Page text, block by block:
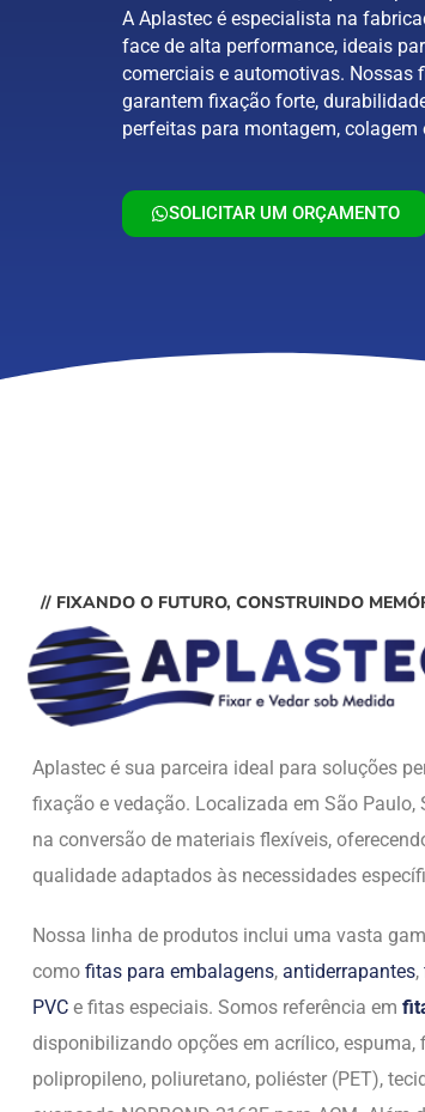
A Aplastec é especialista na
face de alta performance, ideais
comerciais e automotivas. Nossas
garantem fixação forte,
perfeitas para montagem,
SOLICITAR UM ORÇAMENTO
// FIXANDO O FUTURO, CONSTRUINDO
Aplastec é sua parceira ideal para soluções
fixação e vedação. Localizada em São Paulo,
na conversão de materiais flexíveis,
qualidade adaptados às necessidades
Nossa linha de produtos inclui uma vasta
como fitas para embalagens, antiderrapantes,
PVC e fitas especiais. Somos referência em
disponibilizando opções em acrílico, espuma,
polipropileno, poliuretano, poliéster (PET),